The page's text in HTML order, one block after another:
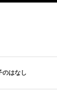
のはなし